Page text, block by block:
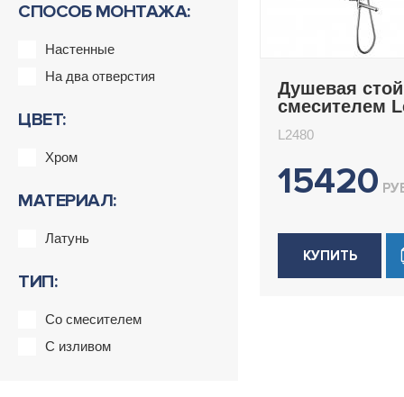
СПОСОБ МОНТАЖА:
Настенные
На два отверстия
ЦВЕТ:
Хром
МАТЕРИАЛ:
Латунь
ТИП:
Со смесителем
С изливом
Душевая
смесителем
L2480
15420
КУПИТЬ